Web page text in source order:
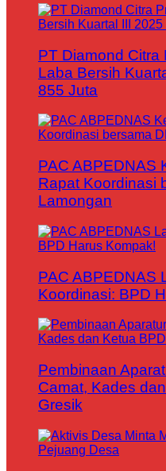
PT Diamond Citra
Laba Bersih
855 Juta
PAC ABPEDNAS
Rapat Koordinasi
Lamongan
PAC ABPEDNAS
Koordinasi: BPD
Pembinaan
Camat, Kades
Gresik